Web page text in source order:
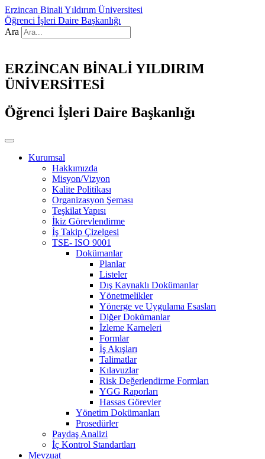
Erzincan Binali Yıldırım Üniversitesi
Öğrenci İşleri Daire Başkanlığı
Ara
ERZİNCAN BİNALİ YILDIRIM
ÜNİVERSİTESİ
Öğrenci İşleri Daire Başkanlığı
Kurumsal
Hakkımızda
Misyon/Vizyon
Kalite Politikası
Organizasyon Şeması
Teşkilat Yapısı
İkiz Görevlendirme
İş Takip Çizelgesi
TSE- ISO 9001
Dokümanlar
Planlar
Listeler
Dış Kaynaklı Dokümanlar
Yönetmelikler
Yönerge ve Uygulama Esasları
Diğer Dokümanlar
İzleme Karneleri
Formlar
İş Akışları
Talimatlar
Kılavuzlar
Risk Değerlendirme Formları
YGG Raporları
Hassas Görevler
Yönetim Dokümanları
Prosedürler
Paydaş Analizi
İç Kontrol Standartları
Mevzuat